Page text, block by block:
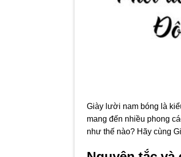
Giày lười nam bóng là
mang đến nhiều phong
như thế nào? Hãy cùng